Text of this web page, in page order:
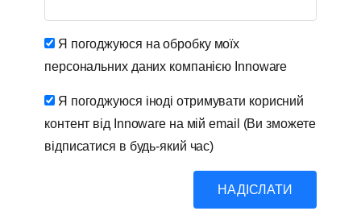
Я погоджуюся на обробку моїх
персональних даних компанією Innoware
Я погоджуюся іноді отримувати корисний
контент від Innoware на мій email (Ви зможете
відписатися в будь-який час)
НАДІСЛАТИ